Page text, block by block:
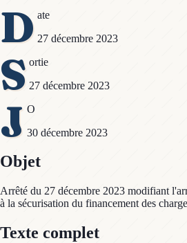
D ate
27 décembre 2023
S ortie
27 décembre 2023
J O
30 décembre 2023
Objet
Arrêté du 27 décembre 2023 modifiant
à la sécurisation du financement des
Texte complet